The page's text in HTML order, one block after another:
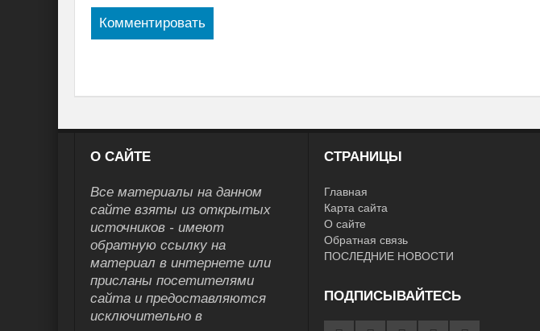
О САЙТЕ
Все материалы на данном
сайте взяты из открытых
источников - имеют
обратную ссылку на
материал в интернете или
присланы посетителями
сайта и предоставляются
исключительно в
СТРАНИЦЫ
Главная
Карта сайта
О сайте
Обратная связь
ПОСЛЕДНИЕ НОВОСТИ
ПОДПИСЫВАЙТЕСЬ